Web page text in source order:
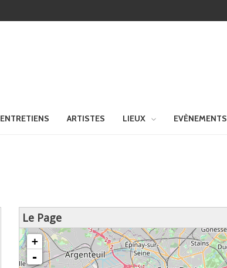
ENTRETIENS ARTISTES LIEUX EVÈNEMENTS
Le Page
chargement de la carte - veuillez patienter...
+
-